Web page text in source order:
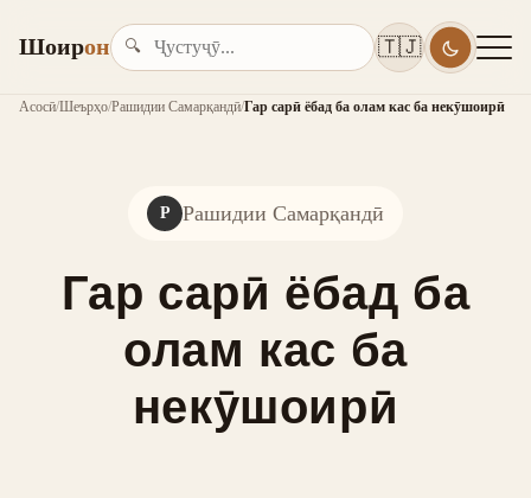
Шоирон 🔍 🇹🇯
Асосӣ/Шеърҳо/Рашидии Самарқандӣ/Гар сарӣ ёбад ба олам кас ба некӯшоирӣ
Р Рашидии Самарқандӣ
Гар сарӣ ёбад ба
олам кас ба
некӯшоирӣ